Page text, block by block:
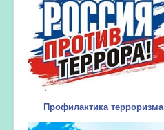
Профилактика терроризма